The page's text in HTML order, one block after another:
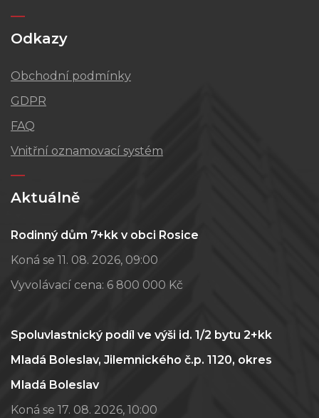
Odkazy
Obchodní podmínky
GDPR
FAQ
Vnitřní oznamovací systém
Aktuálně
Rodinný dům 7+kk v obci Rosice
Koná se 11. 08. 2026, 09:00
Vyvolávací cena: 6 800 000 Kč
Spoluvlastnický podíl ve výši id. 1/2 bytu 2+kk
Mladá Boleslav, Jilemnického č.p. 1120, okres
Mladá Boleslav
Koná se 17. 08. 2026, 10:00